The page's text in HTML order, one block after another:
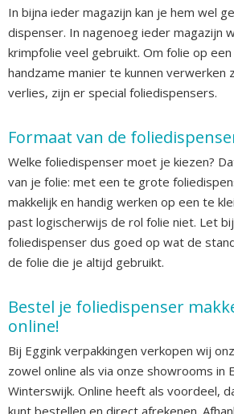
In bijna ieder magazijn kan je hem wel
dispenser. In nagenoeg ieder magazijn
krimpfolie veel gebruikt. Om folie op een
handzame manier te kunnen verwerken
verlies, zijn er special foliedispensers.
Formaat van de
Welke foliedispenser moet je kiezen?
van je folie: met een te grote
makkelijk en handig werken op een te
past logischerwijs de rol folie niet. Let
foliedispenser dus goed op wat de
de folie die je altijd gebruikt.
Bestel je foliedispenser
online!
Bij Eggink verpakkingen verkopen wij
zowel online als via onze showrooms in
Winterswijk. Online heeft als voordeel,
kunt bestellen en direct afrekenen.